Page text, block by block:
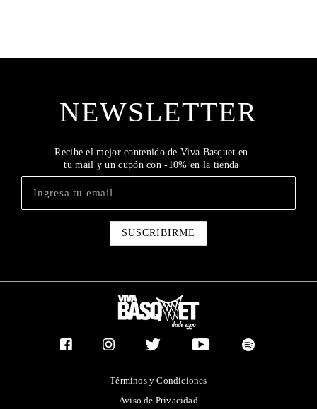
NEWSLETTER
Recibe el mejor contenido de Viva Basquet en
tu mail y un cupón con -10% en la tienda
Términos y Condiciones
|
Aviso de Privacidad